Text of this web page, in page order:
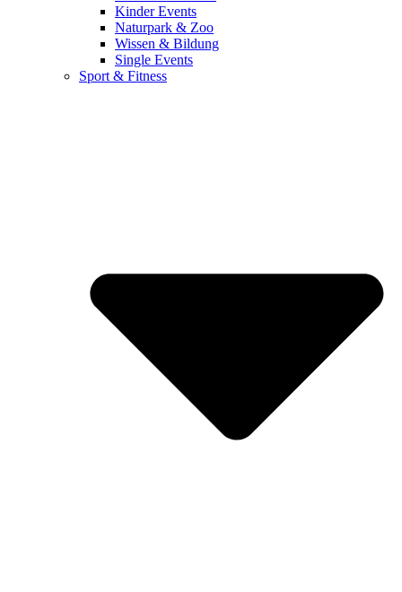
Kinder Events
Naturpark & Zoo
Wissen & Bildung
Single Events
Sport & Fitness